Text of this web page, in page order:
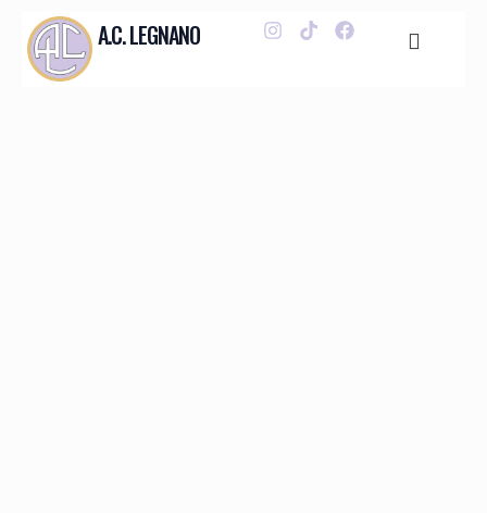
A.C. LEGNANO